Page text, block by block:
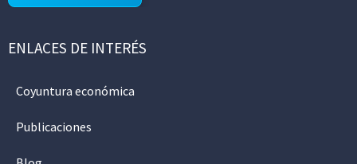
ENLACES DE INTERÉS
Coyuntura económica
Publicaciones